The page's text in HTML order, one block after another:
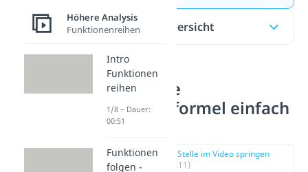
Inhaltsübersicht
Gaußsche
Summenformel einfach
erklärt
zur Stelle im Video springen
(00:11)
Höhere Analysis
Funktionenreihen
Intro
Funktionen
reihen
1/8 – Dauer:
00:51
Funktionen
folgen -